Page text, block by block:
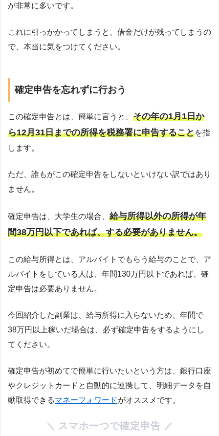
が非常に多いです。
これに引っかかってしまうと、借金だけが残ってしまうの
で、本当に気をつけてください。
確定申告を忘れずに行おう
この確定申告とは、簡単に言うと、 その年の1月1日か
ら12月31日までの所得を税務署に申告することを指
します。
ただ、誰もがこの確定申告をしないといけない訳ではあり
ません。
確定申告は、大学生の場合、 給与所得以外の所得が年
間38万円以下であれば、する必要がありません。
この給与所得とは、アルバイトでもらう給与のことで、ア
ルバイトをしている人は、年間130万円以下であれば、確
定申告は必要ありません。
今回紹介した副業は、給与所得に入らないため、年間で
38万円以上稼いだ場合は、必ず確定申告をするようにし
てください。
確定申告が初めてで簡単に行いたいという方は、銀行口座
やクレジットカードと自動的に連携して、明細データを自
動取得できるマネーフォワード がオススメです。
スマホ一つで確定申告